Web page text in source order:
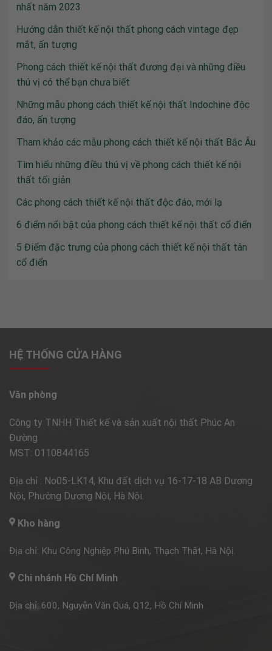
nhất năm 2023
Hướng dẫn thiết kế nội thất phong cách vintage đẹp
mắt, ấn tượng
Phong cách thiết kế nội thất đương đại và những điều
thú vị có thể bạn chưa biết
Những mẫu phong cách thiết kế nội thất Indochine độc
đáo, ấn tượng
Tham khảo các mẫu phong cách thiết kế nội thất Bắc Âu
Tìm hiểu những điều thú vị về phong cách thiết kế nội
thất tối giản
Các phong cách thiết kế nội thất độc đáo, mới lạ
6 điểm nổi bật của phong cách thiết kế nội thất cổ điển
5 Điểm đặc trưng của phong cách thiết kế nội thất tân
cổ điển
HỆ THỐNG CỬA HÀNG
Văn phòng
Công ty TNHH Thiết kế và sản xuất nội thất Phúc An
Đường
MST: 0110844165
Địa chỉ : No05-LK14, Khu đất dịch vụ 16-17-18 AB Dương
Nội, Phường Dương Nội, Hà Nội.
Kho hàng
Địa chỉ: Khu Công Nghiệp Phú Bình, Thạch Thất, Hà Nộị.
Chi nhánh Hồ Chí Minh
Địa chỉ: 600, Nguyễn Văn Quá, Q12, Hồ Chí Minh